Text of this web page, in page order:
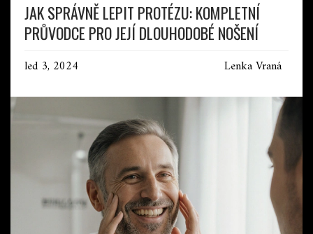
JAK SPRÁVNĚ LEPIT PROTÉZU: KOMPLETNÍ
PRŮVODCE PRO JEJÍ DLOUHODOBÉ NOŠENÍ
led 3, 2024 Lenka Vraná